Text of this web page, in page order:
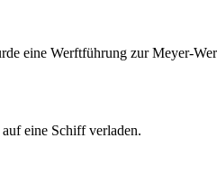
eine Werftführung zur Meyer-
eine Schiff verladen.